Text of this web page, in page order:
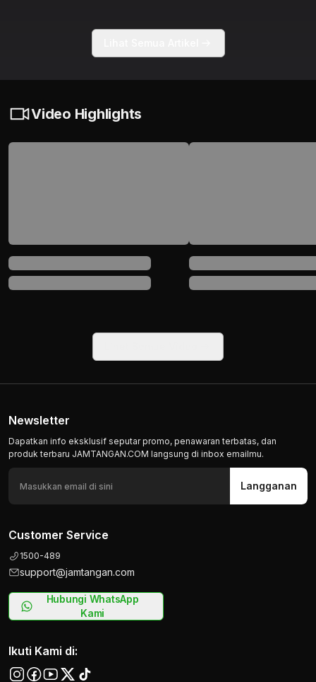
Newsletter
Dapatkan info eksklusif seputar promo, penawaran terbatas, dan
produk terbaru JAMTANGAN.COM langsung di inbox emailmu.
Langganan
Customer Service
1500-489
support@jamtangan.com
Hubungi WhatsApp
Kami
Ikuti Kami di:
Video Highlights